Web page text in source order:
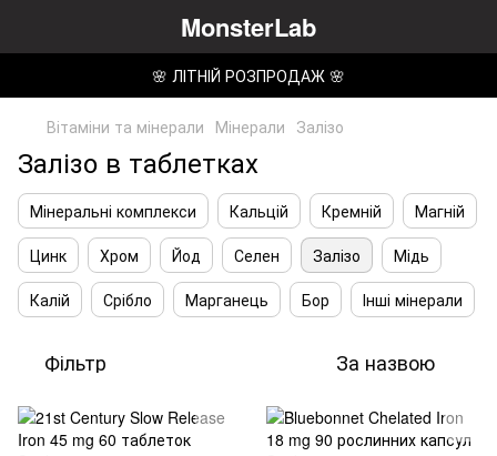
MonsterLab
🌸 ЛІТНІЙ РОЗПРОДАЖ 🌸
Вітаміни та мінерали Мінерали Залізо
Залізо в таблетках
Мінеральні комплекси Кальцій Кремній
Магній
Цинк
Хром Йод Селен Залізо
Мідь
Калій
Срібло Марганець Бор Інші мінерали
Фільтр За назвою